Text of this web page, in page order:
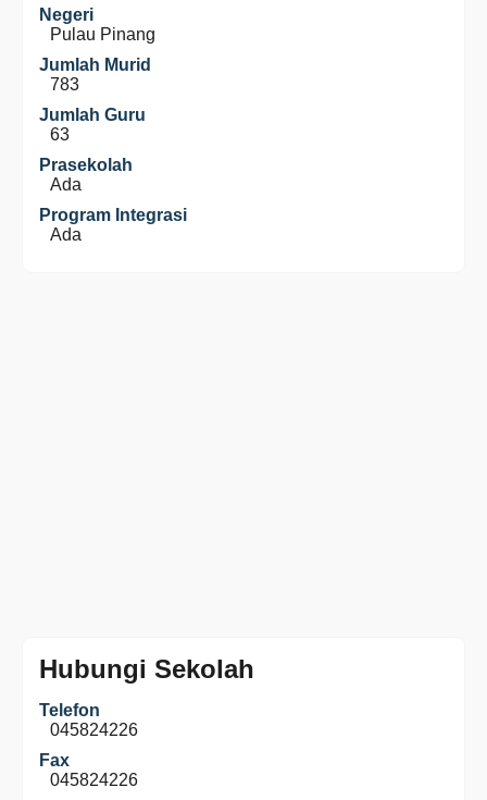
Negeri
Pulau Pinang
Jumlah Murid
783
Jumlah Guru
63
Prasekolah
Ada
Program Integrasi
Ada
Hubungi Sekolah
Telefon
045824226
Fax
045824226